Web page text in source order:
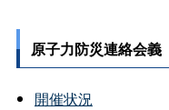
原子力防災連絡会義
開催状況